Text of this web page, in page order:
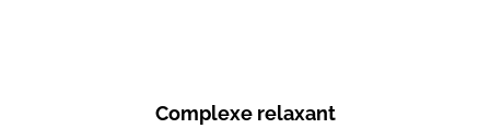
Complexe relaxant